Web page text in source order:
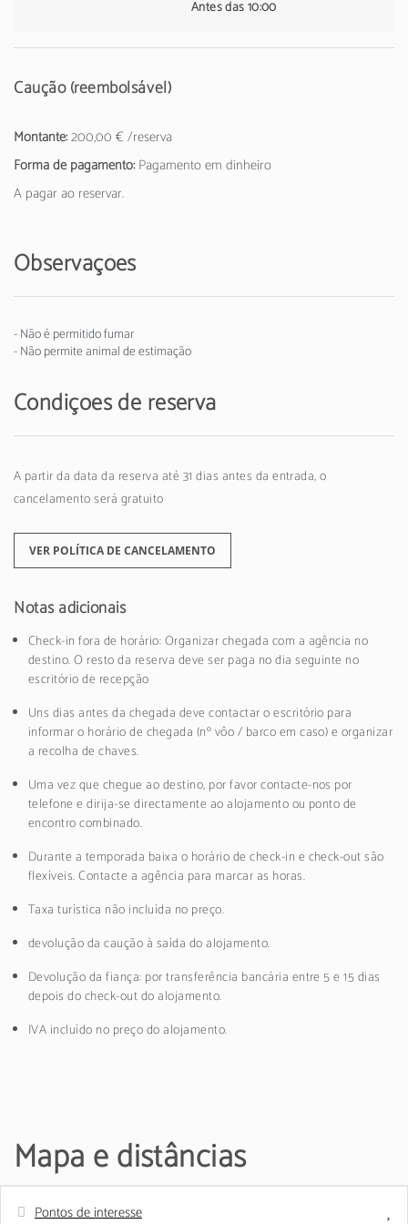
Antes das 10:00
Caução (reembolsável)
Montante:200,00 € /reserva
Forma de pagamento:Pagamento em dinheiro
A pagar ao reservar.
Observações
- Não é permitido fumar
- Não permite animal de estimação
Condições de reserva
A partir da data da reserva até 31 dias antes da entrada, o
cancelamento será gratuito
VER POLÍTICA DE CANCELAMENTO
Notas adicionais
Check-in fora de horário: Organizar chegada com a agência no
destino. O resto da reserva deve ser paga no dia seguinte no
escritório de recepção
Uns dias antes da chegada deve contactar o escritório para
informar o horário de chegada (nº vôo / barco em caso) e organizar
a recolha de chaves.
Uma vez que chegue ao destino, por favor contacte-nos por
telefone e dirija-se directamente ao alojamento ou ponto de
encontro combinado.
Durante a temporada baixa o horário de check-in e check-out são
flexíveis. Contacte a agência para marcar as horas.
Taxa turística não incluída no preço.
devolução da caução à saída do alojamento.
Devolução da fiança: por transferência bancária entre 5 e 15 dias
depois do check-out do alojamento.
IVA incluído no preço do alojamento.
Mapa e distâncias
Pontos de interesse